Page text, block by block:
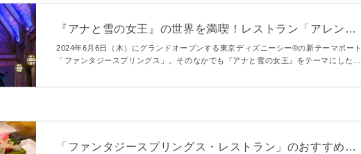
『アナと雪の女王』の世界を満喫！レストラン「アレンデ
ール・ロイヤルバンケット」を徹底レポ - macaroni
2024年6月6日（木）にグランドオープンする東京ディズニーシー®の新テーマポート
「ファンタジースプリングス」。そのなかでも『アナと雪の女王』をテーマにした
ト」は魅力が詰まっていますよ。
「ファンタジースプリングス・レストラン」のおすすめメ